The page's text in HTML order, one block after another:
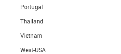
Portugal
Thailand
Vietnam
West-USA